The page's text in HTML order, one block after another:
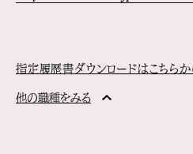
指定履歴書ダウンロードはこちらか
他の職種をみる